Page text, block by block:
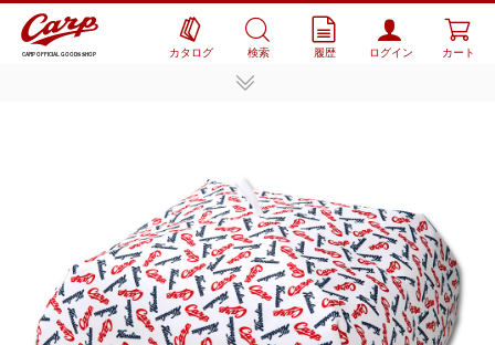
CARP OFFICIAL GOODS SHOP カタログ 検索 履歴 ログイン カート